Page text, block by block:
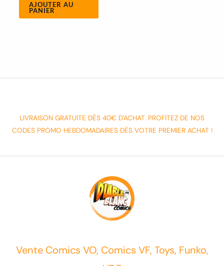
AJOUTER AU
PANIER
LIVRAISON GRATUITE DÈS 40€ D'ACHAT. PROFITEZ DE NOS
CODES PROMO HEBDOMADAIRES DÈS VOTRE PREMIER ACHAT !
Vente Comics VO, Comics VF, Toys, Funko,